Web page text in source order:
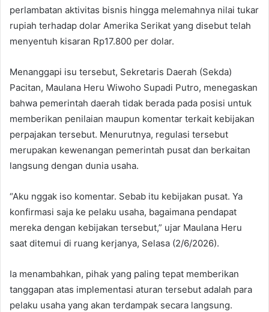
perlambatan aktivitas bisnis hingga melemahnya nilai tukar
rupiah terhadap dolar Amerika Serikat yang disebut telah
menyentuh kisaran Rp17.800 per dolar.
Menanggapi isu tersebut, Sekretaris Daerah (Sekda)
Pacitan, Maulana Heru Wiwoho Supadi Putro, menegaskan
bahwa pemerintah daerah tidak berada pada posisi untuk
memberikan penilaian maupun komentar terkait kebijakan
perpajakan tersebut. Menurutnya, regulasi tersebut
merupakan kewenangan pemerintah pusat dan berkaitan
langsung dengan dunia usaha.
“Aku nggak iso komentar. Sebab itu kebijakan pusat. Ya
konfirmasi saja ke pelaku usaha, bagaimana pendapat
mereka dengan kebijakan tersebut,” ujar Maulana Heru
saat ditemui di ruang kerjanya, Selasa (2/6/2026).
Ia menambahkan, pihak yang paling tepat memberikan
tanggapan atas implementasi aturan tersebut adalah para
pelaku usaha yang akan terdampak secara langsung.